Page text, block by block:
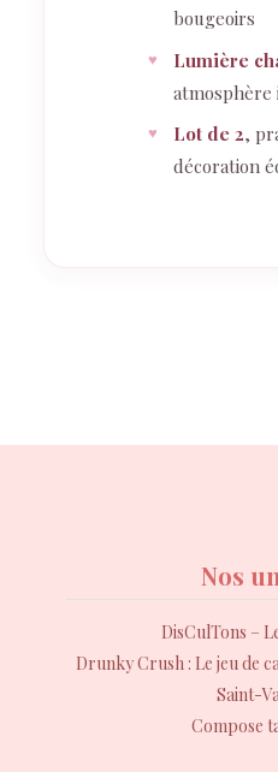
bougeoirs
Lumière
atmosphère
Lot de 2,
décoration
Nos
DisCulTons –
Drunky Crush : Le jeu de
Saint-
Compose